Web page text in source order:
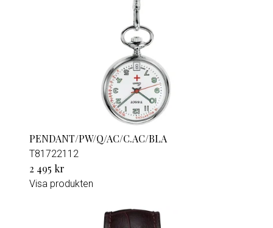
PENDANT/PW/Q/AC/C.AC/BLA
T81722112
2 495 kr
Visa produkten